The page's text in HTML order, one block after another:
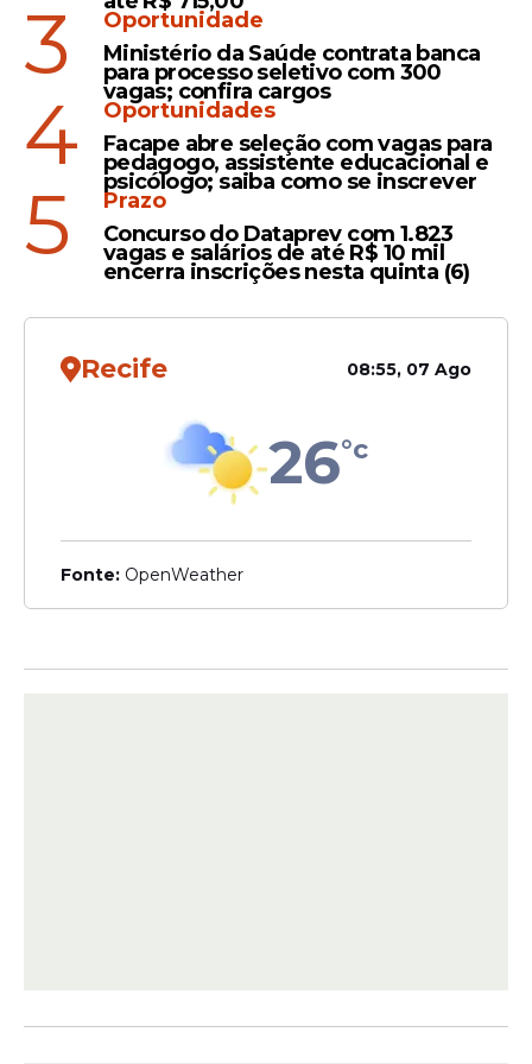
governador de Goiás, Ronaldo Caiado
(PSD), ocorrida na manhã desta segunda. A
ministra disse que Caiado é uma figura
mais "agressiva" que os outros nomes no
PSD que se apresentaram como
postulantes à Presidência.
Leia Também
Gleisi Hoffmann afirma que
Lula vai assinar pacto de
enfrentamento ao
feminicídio
Futuro
Gleisi Hoffmann defende
do PT em 2026 e cita
senadorFlávio Bolsonaro(PL-RJ) e que
3
Oportunidade
Ministério da Saúde contrata banca
para processo seletivo com 300
vagas; confira cargos
4
Oportunidades
Facape abre seleção com vagas para
pedagogo, assistente educacional e
psicólogo; saiba como se inscrever
5
Prazo
Concurso do Dataprev com 1.823
vagas e salários de até R$ 10 mil
encerra inscrições nesta quinta (6)
Recife 08:55, 07 Ago
26°c
Fonte: OpenWeather